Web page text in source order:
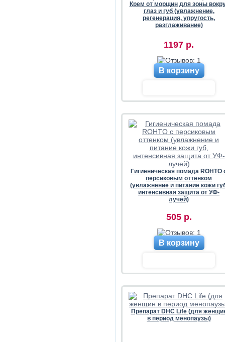
Крем от морщин для зоны
глаз и губ (увлажнение,
регенерация, упругость,
разглаживание)
1197 р.
В корзину
Гигиеническая помада ROHTO
персиковым оттенком
(увлажнение и питание кожи
интенсивная защита от УФ-
лучей)
505 р.
В корзину
Препарат DHC Life (для
в период менопаузы)